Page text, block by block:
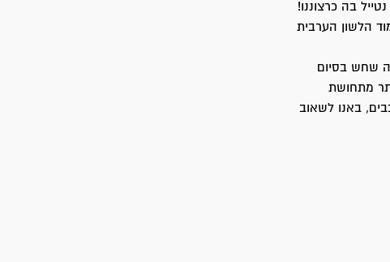
בה כרצוננו!
הלשון הערבית
שחש בסיום
מתחושת
באנו לשאוב